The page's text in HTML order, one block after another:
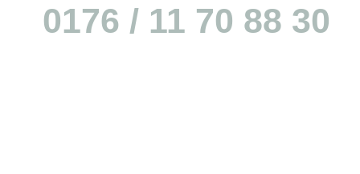
0176 / 11 70 88 30